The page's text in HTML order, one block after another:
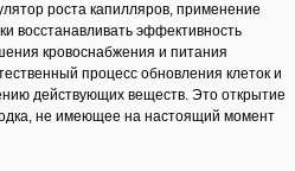
роста капилляров, применение
восстанавливать эффективность
кровоснабжения и питания
процесс обновления клеток и
действующих веществ. Это открытие
не имеющее на настоящий момент